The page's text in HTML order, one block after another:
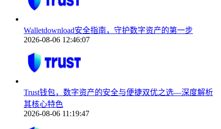
Walletdownload安全指南，守护数字资产的第一步
2026-08-06 12:46:07
Trust钱包，数字资产的安全与便捷双优之选—深度解析
其核心特色
2026-08-06 11:19:47